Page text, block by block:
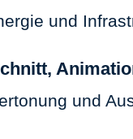
und
und